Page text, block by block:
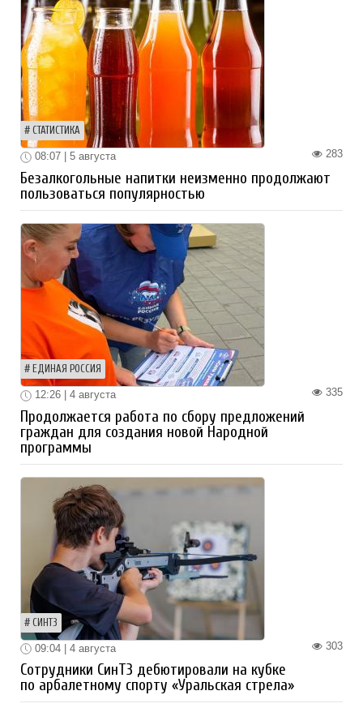
СТАТИСТИКА
283
08:07 | 5 августа
Безалкогольные напитки неизменно продолжают
пользоваться популярностью
ЕДИНАЯ РОССИЯ
335
12:26 | 4 августа
Продолжается работа по сбору предложений
граждан для создания новой Народной
программы
СИНТЗ
303
09:04 | 4 августа
Сотрудники СинТЗ дебютировали на кубке
по арбалетному спорту «Уральская стрела»